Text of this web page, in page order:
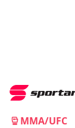
MMA/UFC